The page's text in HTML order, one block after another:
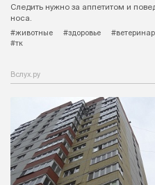
Следить нужно за аппетитом и
носа.
#животные
#здоровье #ветеринар
#тк
Вслух.ру